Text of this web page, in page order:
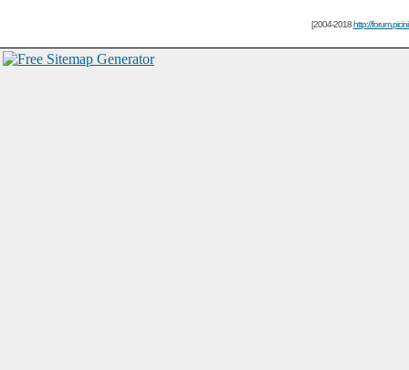
[2004-2018http://